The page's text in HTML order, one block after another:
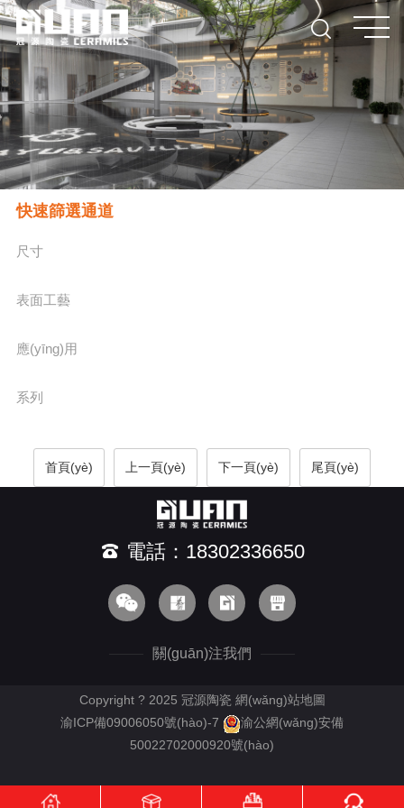
快速篩選通道
尺寸
表面工藝
應(yīng)用
系列
首頁(yè) 上一頁(yè) 下一頁(yè) 尾頁(yè)
電話：18302336650
關(guān)注我們
Copyright ? 2025 冠源陶瓷 網(wǎng)站地圖
渝ICP備09006050號(hào)-7
渝公網(wǎng)安備
50022702000920號(hào)